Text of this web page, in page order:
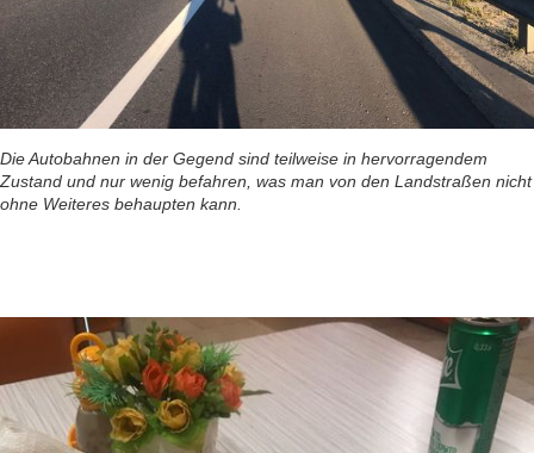
Die Autobahnen in der Gegend sind teilweise in hervorragendem
Zustand und nur wenig befahren, was man von den Landstraßen nicht
ohne Weiteres behaupten kann.